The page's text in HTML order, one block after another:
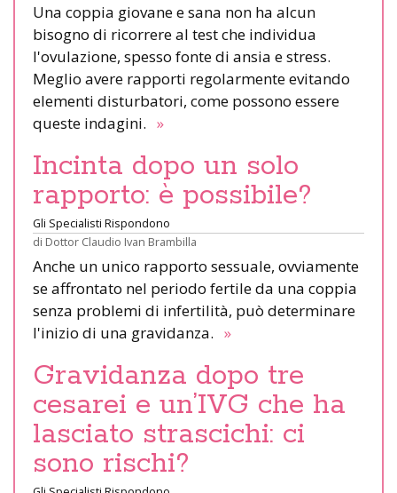
Una coppia giovane e sana non ha alcun
bisogno di ricorrere al test che individua
l'ovulazione, spesso fonte di ansia e stress.
Meglio avere rapporti regolarmente evitando
elementi disturbatori, come possono essere
queste indagini. »
Incinta dopo un solo
rapporto: è possibile?
Gli Specialisti Rispondono
di Dottor Claudio Ivan Brambilla
Anche un unico rapporto sessuale, ovviamente
se affrontato nel periodo fertile da una coppia
senza problemi di infertilità, può determinare
l'inizio di una gravidanza. »
Gravidanza dopo tre
cesarei e un’IVG che ha
lasciato strascichi: ci
sono rischi?